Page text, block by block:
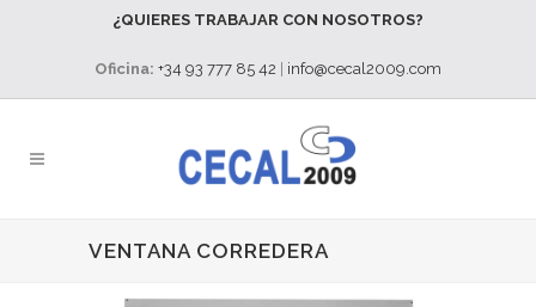
¿QUIERES TRABAJAR CON NOSOTROS?
Oficina: +34 93 777 85 42 info@cecal2009.com
VENTANA CORREDERA